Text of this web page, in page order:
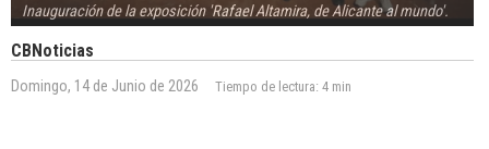
Inauguración de la exposición 'Rafael Altamira, de Alicante al mundo'.
CBNoticias
Domingo, 14 de Junio de 2026 Tiempo de lectura: 4 min